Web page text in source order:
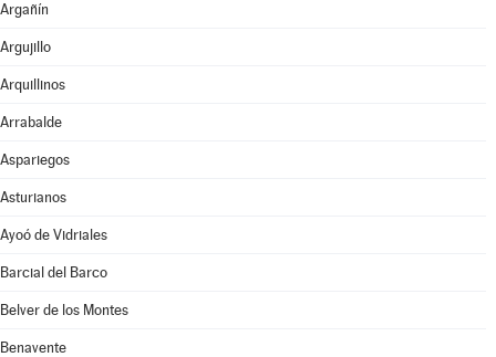
Argañín
Argujillo
Arquillinos
Arrabalde
Aspariegos
Asturianos
Ayoó de Vidriales
Barcial del Barco
Belver de los Montes
Benavente